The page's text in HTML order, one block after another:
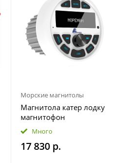
Морские магнитолы
Магнитола катер лодку
магнитофон
влагозащищенная
МОРЕМАН XFa-НЕ820
Много
17 830 р.